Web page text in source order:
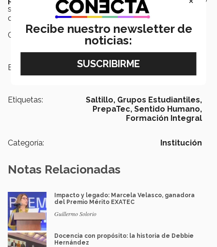
se pueda crear en otros campus, y dejar su huella en
cada persona que ayudan.
Campus:
Saltillo
Escuelas:
Etiquetas: Saltillo, Grupos Estudiantiles,
PrepaTec, Sentido Humano,
Formación Integral
Categoría: Institución
Notas Relacionadas
Impacto y legado: Marcela Velasco, ganadora
del Premio Mérito EXATEC
Guillermo Solorio
Docencia con propósito: la historia de Debbie
Hernández
Recibe nuestro newsletter de
noticias: